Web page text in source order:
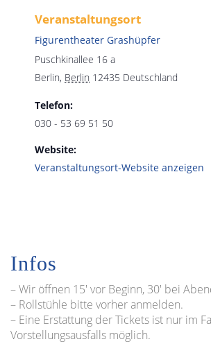
Veranstaltungsort
Figurentheater Grashüpfer
Puschkinallee 16 a
Berlin, Berlin 12435 Deutschland
Telefon:
030 - 53 69 51 50
Website:
Veranstaltungsort-Website anzeigen
Infos
– Wir öffnen 15′ vor Beginn, 30′ bei
– Rollstühle bitte vorher anmelden.
– Eine Erstattung der Tickets ist nur im
Vorstellungsausfalls möglich.